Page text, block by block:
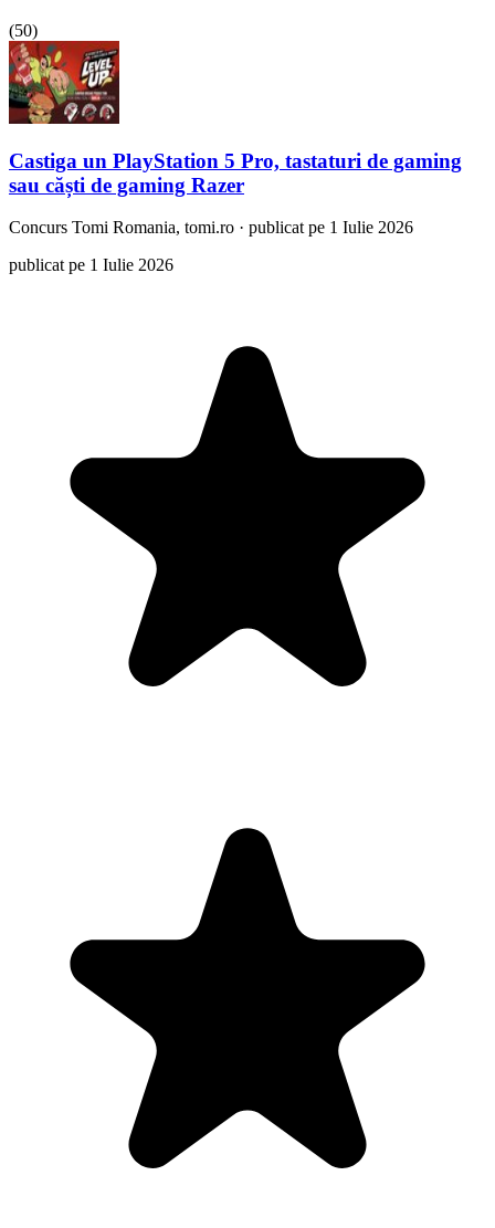
(50)
Castiga un PlayStation 5 Pro, tastaturi de gaming
sau căști de gaming Razer
Concurs Tomi Romania, tomi.ro · publicat pe 1 Iulie 2026
publicat pe 1 Iulie 2026